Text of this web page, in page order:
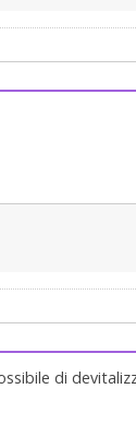
di